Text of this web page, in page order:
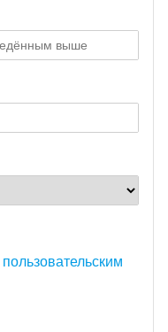
пользовательским